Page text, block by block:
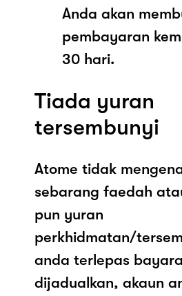
Anda akan
pembayaran
30 hari.
Tiada yuran
tersembunyi
Atome tidak
sebarang faedah
pun yuran
perkhidmatan/
anda terlepas
dijadualkan, akaun